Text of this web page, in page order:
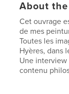
About
Cet ouvrage
de mes
Toutes les
Hyères, dans
Une
contenu